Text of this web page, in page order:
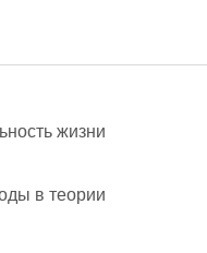
жизни
в теории